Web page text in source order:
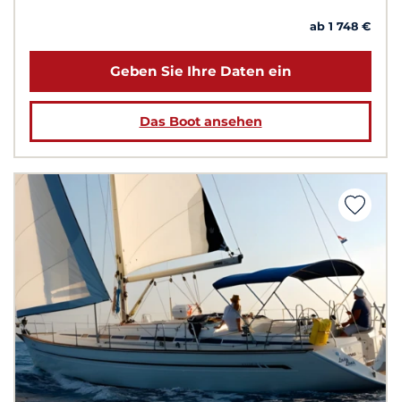
ab 1 748 €
Geben Sie Ihre Daten ein
Das Boot ansehen